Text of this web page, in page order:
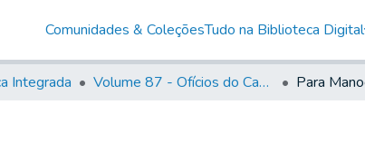
Comunidades & ColeçõesTudo na Biblioteca Digital
Integrada Volume 87 - Ofícios do Capitão General Antonio Manoel de Melo Castro e Mendonça (1797- 1801)